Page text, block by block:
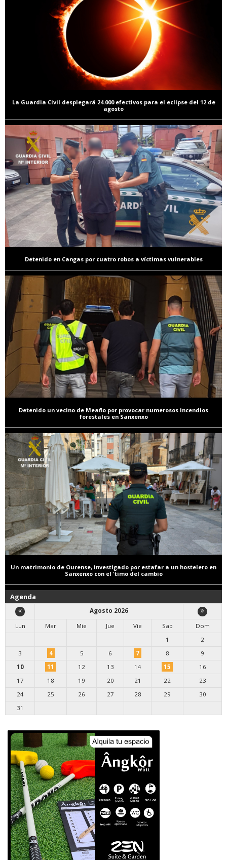
La Guardia Civil desplegará 24.000 efectivos para el eclipse del 12 de
agosto
Detenido en Cangas por cuatro robos a víctimas vulnerables
Detenido un vecino de Meaño por provocar numerosos incendios
forestales en Sanxenxo
Un matrimonio de Ourense, investigado por estafar a un hostelero en
Sanxenxo con el 'timo del cambio
Agenda
Agosto 2026
Lun
Mar Mie Jue Vie Sab
Dom
1
2
3
4 5 6 7 8
9
10
11 12 13 14 15
16
17
18 19 20 21 22
23
24
25 26 27 28 29
30
31